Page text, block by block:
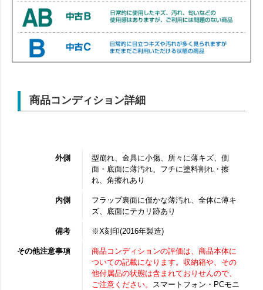
商品コンディション詳細
外側
型崩れ、金具に小傷、所々に薄キズ、側
面・底面に薄汚れ、フチに塗料割れ・擦
れ、角擦れあり
内側
フラップ裏面に僅かな薄汚れ、全体に薄キ
ズ、底面にテカリ跡あり
備考 ※X刻印(2016年製造)
その他注意事項
商品コンディションの評価は、商品本体に
ついての記載になります。収納箱や、その
他付属品の状態は含まれておりせんので、
ご注意ください。 スマートフォン・PCモニ